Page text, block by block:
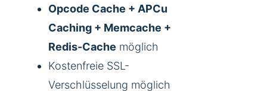
Opcode Cache + APCu
Caching + Memcache +
Redis-Cache möglich
Kostenfreie SSL-
Verschlüsselung möglich